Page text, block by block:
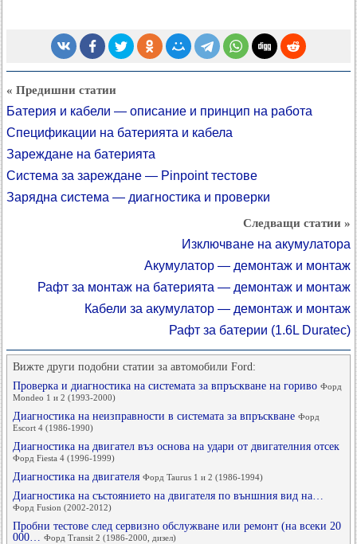
« Предишни статии
Батерия и кабели — описание и принцип на работа
Спецификации на батерията и кабела
Зареждане на батерията
Система за зареждане — Pinpoint тестове
Зарядна система — диагностика и проверки
Следващи статии »
Изключване на акумулатора
Акумулатор — демонтаж и монтаж
Рафт за монтаж на батерията — демонтаж и монтаж
Кабели за акумулатор — демонтаж и монтаж
Рафт за батерии (1.6L Duratec)
Вижте други подобни статии за автомобили Ford:
Проверка и диагностика на системата за впръскване на гориво Форд
Mondeo 1 и 2 (1993-2000)
Диагностика на неизправности в системата за впръскване Форд
Escort 4 (1986-1990)
Диагностика на двигател въз основа на удари от двигателния отсек
Форд Fiesta 4 (1996-1999)
Диагностика на двигателя Форд Taurus 1 и 2 (1986-1994)
Диагностика на състоянието на двигателя по външния вид на…
Форд Fusion (2002-2012)
Пробни тестове след сервизно обслужване или ремонт (на всеки 20
000… Форд Transit 2 (1986-2000, дизел)